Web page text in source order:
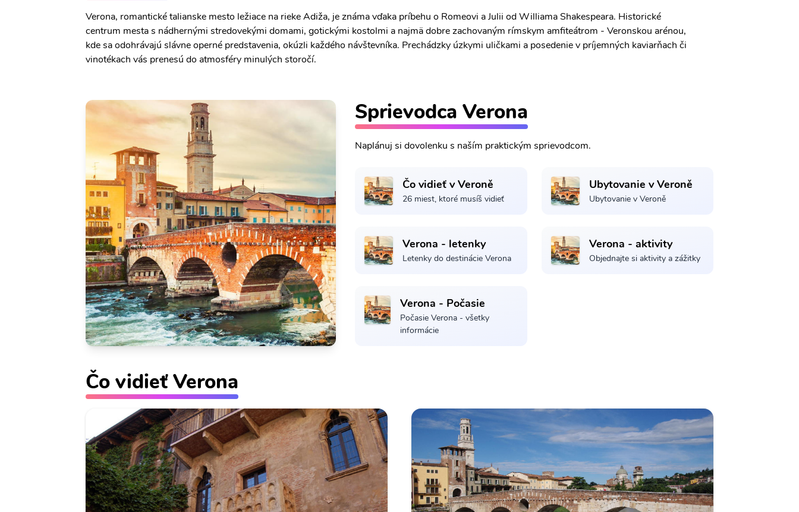
Verona, romantické talianske mesto ležiace na rieke Adiža, je známa vďaka príbehu o Romeovi a Julii od Williama Shakespeara. Historické
centrum mesta s nádhernými stredovekými domami, gotickými kostolmi a najmä dobre zachovaným rímskym amfiteátrom - Veronskou arénou,
kde sa odohrávajú slávne operné predstavenia, okúzli každého návštevníka. Prechádzky úzkymi uličkami a posedenie v príjemných kaviarňach či
vinotékach vás prenesú do atmosféry minulých storočí.
Sprievodca Verona
Naplánuj si dovolenku s naším praktickým sprievodcom.
Čo vidieť v Veroně
26 miest, ktoré musíš vidieť
Ubytovanie v Veroně
Ubytovanie v Veroně
Verona - letenky
Letenky do destinácie Verona
Verona - aktivity
Objednajte si aktivity a zážitky
Verona - Počasie
Počasie Verona - všetky
informácie
Čo vidieť Verona